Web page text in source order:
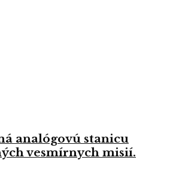
analógovú stanicu
vesmírnych misií.